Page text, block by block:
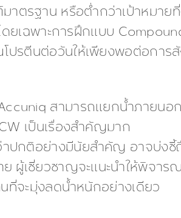
ตรฐาน หรือต่ำกว่าเป้าหมายที่
ยเฉพาะการฝึกแบบ
รตีนต่อวันให้เพียงพอต่อการสั
สามารถแยกน้ำภายนอกเ
เป็นเรื่องสำคัญมาก
าปกติอย่างมีนัยสำคัญ อาจบ่ง
ย ผู้เชี่ยวชาญจะแนะนำให้พิจา
ที่จะมุ่งลดน้ำหนักอย่างเดียว